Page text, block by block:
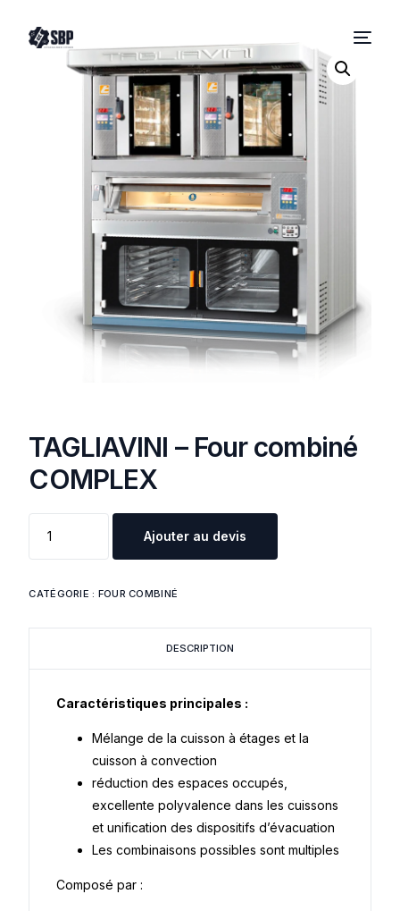
TAGLIAVINI – Four combiné
COMPLEX
Ajouter au devis
CATÉGORIE : FOUR COMBINÉ
DESCRIPTION
Caractéristiques principales :
Mélange de la cuisson à étages et la
cuisson à convection
réduction des espaces occupés,
excellente polyvalence dans les cuissons
et unification des dispositifs d’évacuation
Les combinaisons possibles sont multiples
Composé par :